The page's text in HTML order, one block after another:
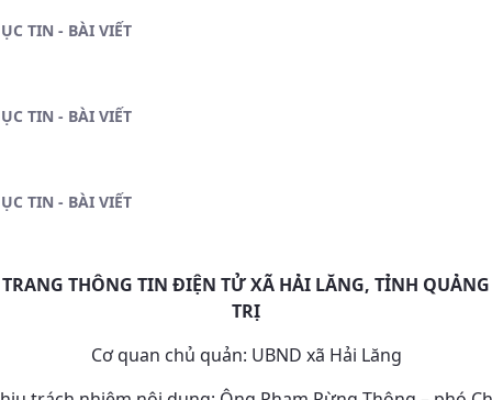
TIN - BÀI VIẾT
TIN - BÀI VIẾT
TIN - BÀI VIẾT
TRANG THÔNG TIN ĐIỆN TỬ XÃ HẢI LĂNG, TỈNH QUẢNG
TRỊ
Cơ quan chủ quản: UBND xã Hải Lăng